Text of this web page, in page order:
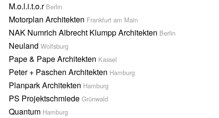
M.o.l.i.t.o.rBerlin
Motorplan Architekten Frankfurt am Main
NAK Numrich Albrecht Klumpp Architekten Berlin
Neuland Wolfsburg
Pape & Pape Architekten Kassel
Peter + Paschen Architekten Hamburg
Planpark Architekten Hamburg
PS Projektschmiede Grünwald
Quantum Hamburg